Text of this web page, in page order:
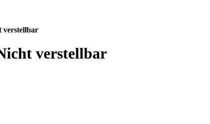
verstellbar
verstellbar